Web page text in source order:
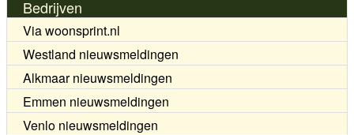
Bedrijven
Via woonsprint.nl
Westland nieuwsmeldingen
Alkmaar nieuwsmeldingen
Emmen nieuwsmeldingen
Venlo nieuwsmeldingen